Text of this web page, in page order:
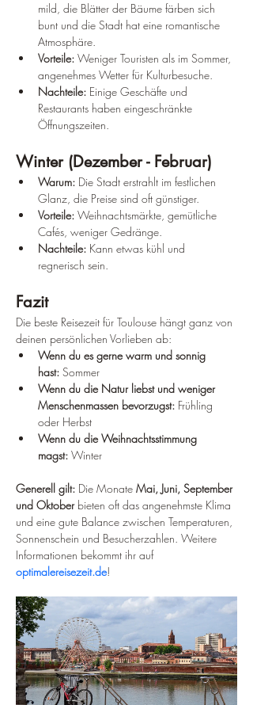
mild, die Blätter der Bäume färben sich
bunt und die Stadt hat eine romantische
Atmosphäre.
Vorteile: Weniger Touristen als im Sommer,
angenehmes Wetter für Kulturbesuche.
Nachteile: Einige Geschäfte und
Restaurants haben eingeschränkte
Öffnungszeiten.
Winter (Dezember - Februar)
Warum: Die Stadt erstrahlt im festlichen
Glanz, die Preise sind oft günstiger.
Vorteile: Weihnachtsmärkte, gemütliche
Cafés, weniger Gedränge.
Nachteile: Kann etwas kühl und
regnerisch sein.
Fazit
Die beste Reisezeit für Toulouse hängt ganz von
deinen persönlichen Vorlieben ab:
Wenn du es gerne warm und sonnig
hast: Sommer
Wenn du die Natur liebst und weniger
Menschenmassen bevorzugst: Frühling
oder Herbst
Wenn du die Weihnachtsstimmung
magst: Winter
Generell gilt: Die Monate Mai, Juni, September
und Oktober bieten oft das angenehmste Klima
und eine gute Balance zwischen Temperaturen,
Sonnenschein und Besucherzahlen. Weitere
Informationen bekommt ihr auf
optimalereisezeit.de!